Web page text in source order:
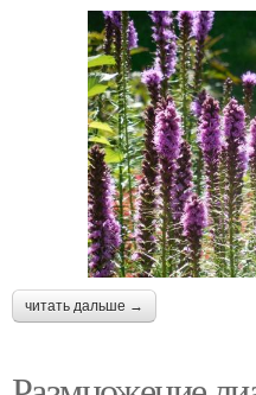
читать дальше →